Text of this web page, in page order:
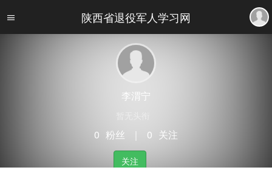
陕西省退役军人学习网
李渭宁
0 粉丝 0 关注
关注